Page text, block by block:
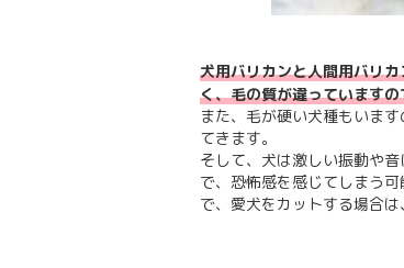
犬用バリカンと人間用バリ
く、毛の質が違っています
また、毛が硬い犬種もいま
てきます。
そして、犬は激しい振動や
で、恐怖感を感じてしまう
で、愛犬をカットする場合